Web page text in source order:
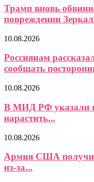
Трамп вновь
повреждении
10.08.2026
Россиянам
сообщать
10.08.2026
В МИД РФ указали
нарастить...
10.08.2026
Армия США
из-за...